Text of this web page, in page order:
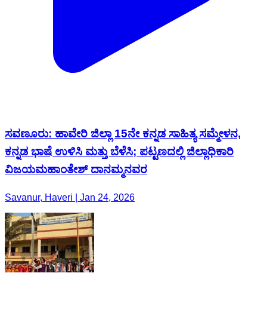
ಸವಣೂರು: ಹಾವೇರಿ ಜಿಲ್ಲಾ 15ನೇ ಕನ್ನಡ ಸಾಹಿತ್ಯ ಸಮ್ಮೇಳನ,
ಕನ್ನಡ ಭಾಷೆ ಉಳಿಸಿ ಮತ್ತು ಬೆಳೆಸಿ; ಪಟ್ಟಣದಲ್ಲಿ ಜಿಲ್ಲಾಧಿಕಾರಿ
ವಿಜಯಮಹಾಂತೇಶ್ ದಾನಮ್ಮನವರ
Savanur, Haveri | Jan 24, 2026